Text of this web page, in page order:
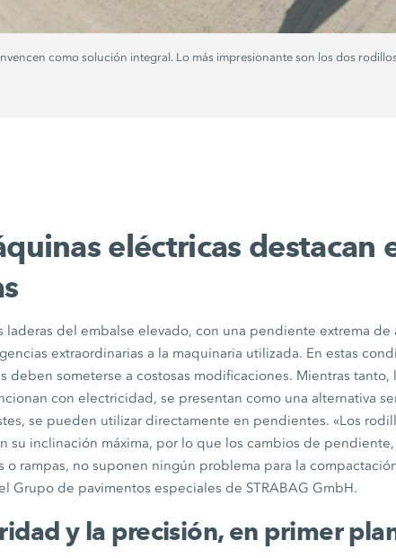
como solución integral. Lo más impresionante son los dos
eléctricas destacan
laderas del embalse elevado, con una pendiente extrema
extraordinarias a la maquinaria utilizada. En estas
deben someterse a costosas modificaciones. Mientras tanto,
con electricidad, se presentan como una alternativa
se pueden utilizar directamente en pendientes. «Los
su inclinación máxima, por lo que los cambios de
o rampas, no suponen ningún problema para la
Grupo de pavimentos especiales de STRABAG GmbH.
y la precisión, en primer